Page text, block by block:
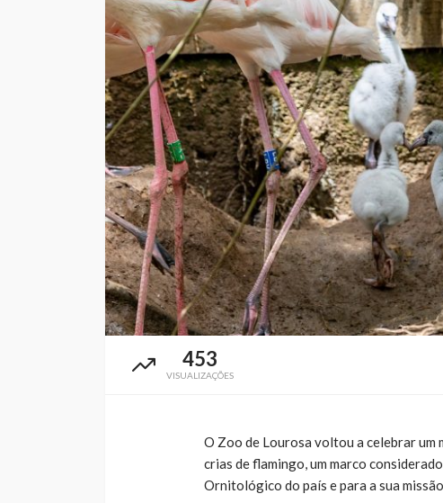
453
VISUALIZAÇÕES
O Zoo de Lourosa voltou a celebrar um
crias de flamingo, um marco
Ornitológico do país e para a sua